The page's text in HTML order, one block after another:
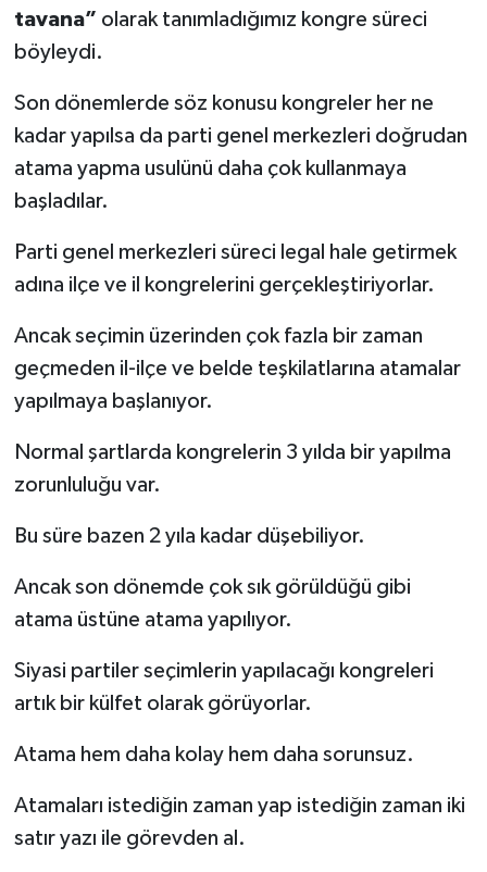
tavana” olarak tanımladığımız kongre süreci
böyleydi.
Son dönemlerde söz konusu kongreler her ne
kadar yapılsa da parti genel merkezleri doğrudan
atama yapma usulünü daha çok kullanmaya
başladılar.
Parti genel merkezleri süreci legal hale getirmek
adına ilçe ve il kongrelerini gerçekleştiriyorlar.
Ancak seçimin üzerinden çok fazla bir zaman
geçmeden il-ilçe ve belde teşkilatlarına atamalar
yapılmaya başlanıyor.
Normal şartlarda kongrelerin 3 yılda bir yapılma
zorunluluğu var.
Bu süre bazen 2 yıla kadar düşebiliyor.
Ancak son dönemde çok sık görüldüğü gibi
atama üstüne atama yapılıyor.
Siyasi partiler seçimlerin yapılacağı kongreleri
artık bir külfet olarak görüyorlar.
Atama hem daha kolay hem daha sorunsuz.
Atamaları istediğin zaman yap istediğin zaman iki
satır yazı ile görevden al.